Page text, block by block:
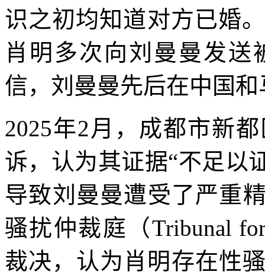
识之初均知道对方已婚
肖明多次向刘曼曼发
信，刘曼曼先后在中国
2025年2月，成都市新
诉，认为其证据“不足以
导致刘曼曼遭受了严重
骚扰仲裁庭（Tribunal
裁决，认为肖明存在性